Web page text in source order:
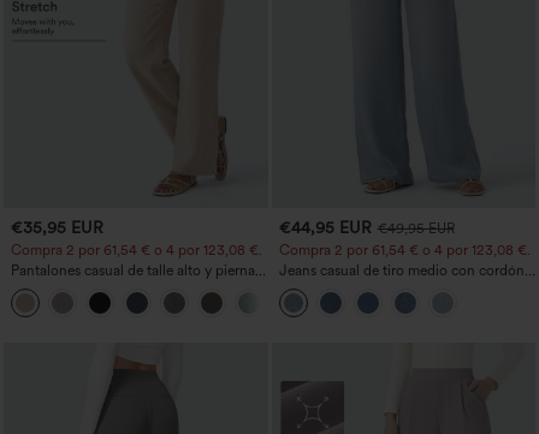
€35,95 EUR
Compra 2 por 61,54 € o 4 por 123,08 €.
Pantalones casual de talle alto y pierna
recta con tacto de lino y bolsillos
+5
€44,95 EUR €49,95 EUR
Compra 2 por 61,54 € o 4 por 123,08 €.
Jeans casual de tiro medio con cordón y
bolsillos